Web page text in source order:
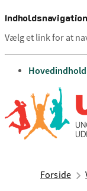
Indholdsnavigation
Vælg et link for at
gå til
Hovedindhold
Forside